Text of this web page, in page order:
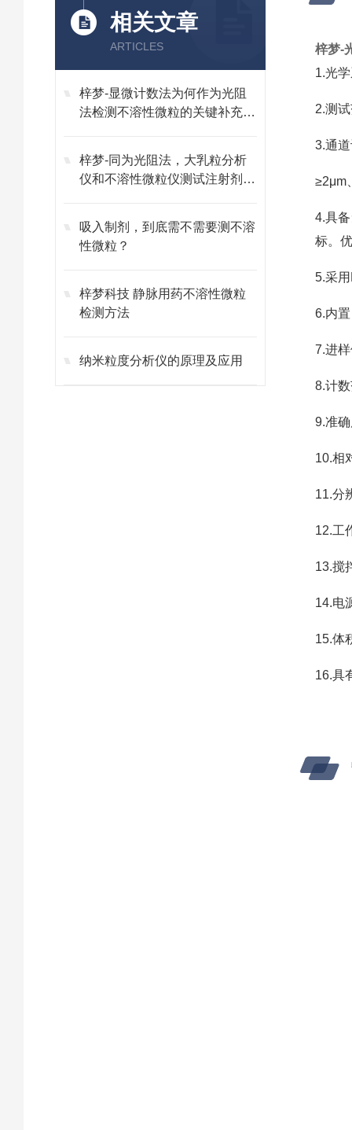
相关文章
ARTICLES
梓梦-显微计数法为何作为光阻
法检测不溶性微粒的关键补充方
梓梦-同为光阻法，大乳粒分析
仪和不溶性微粒仪测试注射剂时
吸入制剂，到底需不需要测不溶
性微粒？
梓梦科技 静脉用药不溶性微粒
检测方法
纳米粒度分析仪的原理及应用
梓梦-
1.光
2.测
3.通
≥2μm
4.具
标。
5.采
6.内
7.进
8.计
9.准
10.相
11.分
12.工
13.搅
14.电
15.体
16.具